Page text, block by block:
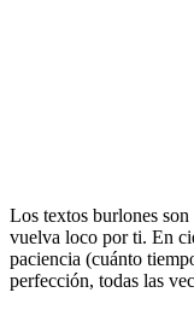
Los textos burlones
vuelva loco por ti. En
paciencia (cuánto
perfección, todas las